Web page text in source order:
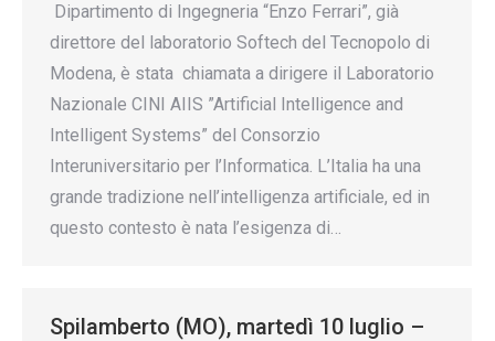
Dipartimento di Ingegneria “Enzo Ferrari”, già
direttore del laboratorio Softech del Tecnopolo di
Modena, è stata chiamata a dirigere il Laboratorio
Nazionale CINI AIIS ”Artificial Intelligence and
Intelligent Systems” del Consorzio
Interuniversitario per l’Informatica. L’Italia ha una
grande tradizione nell’intelligenza artificiale, ed in
questo contesto è nata l’esigenza di…
Spilamberto (MO), martedì 10 luglio –